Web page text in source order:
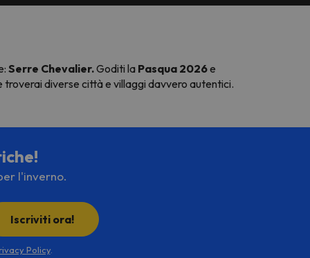
Serre Chevalier.Goditi la Pasqua 2026e
troverai diverse città e villaggi davvero autentici.
l'inverno.
Iscriviti ora!
Policy.